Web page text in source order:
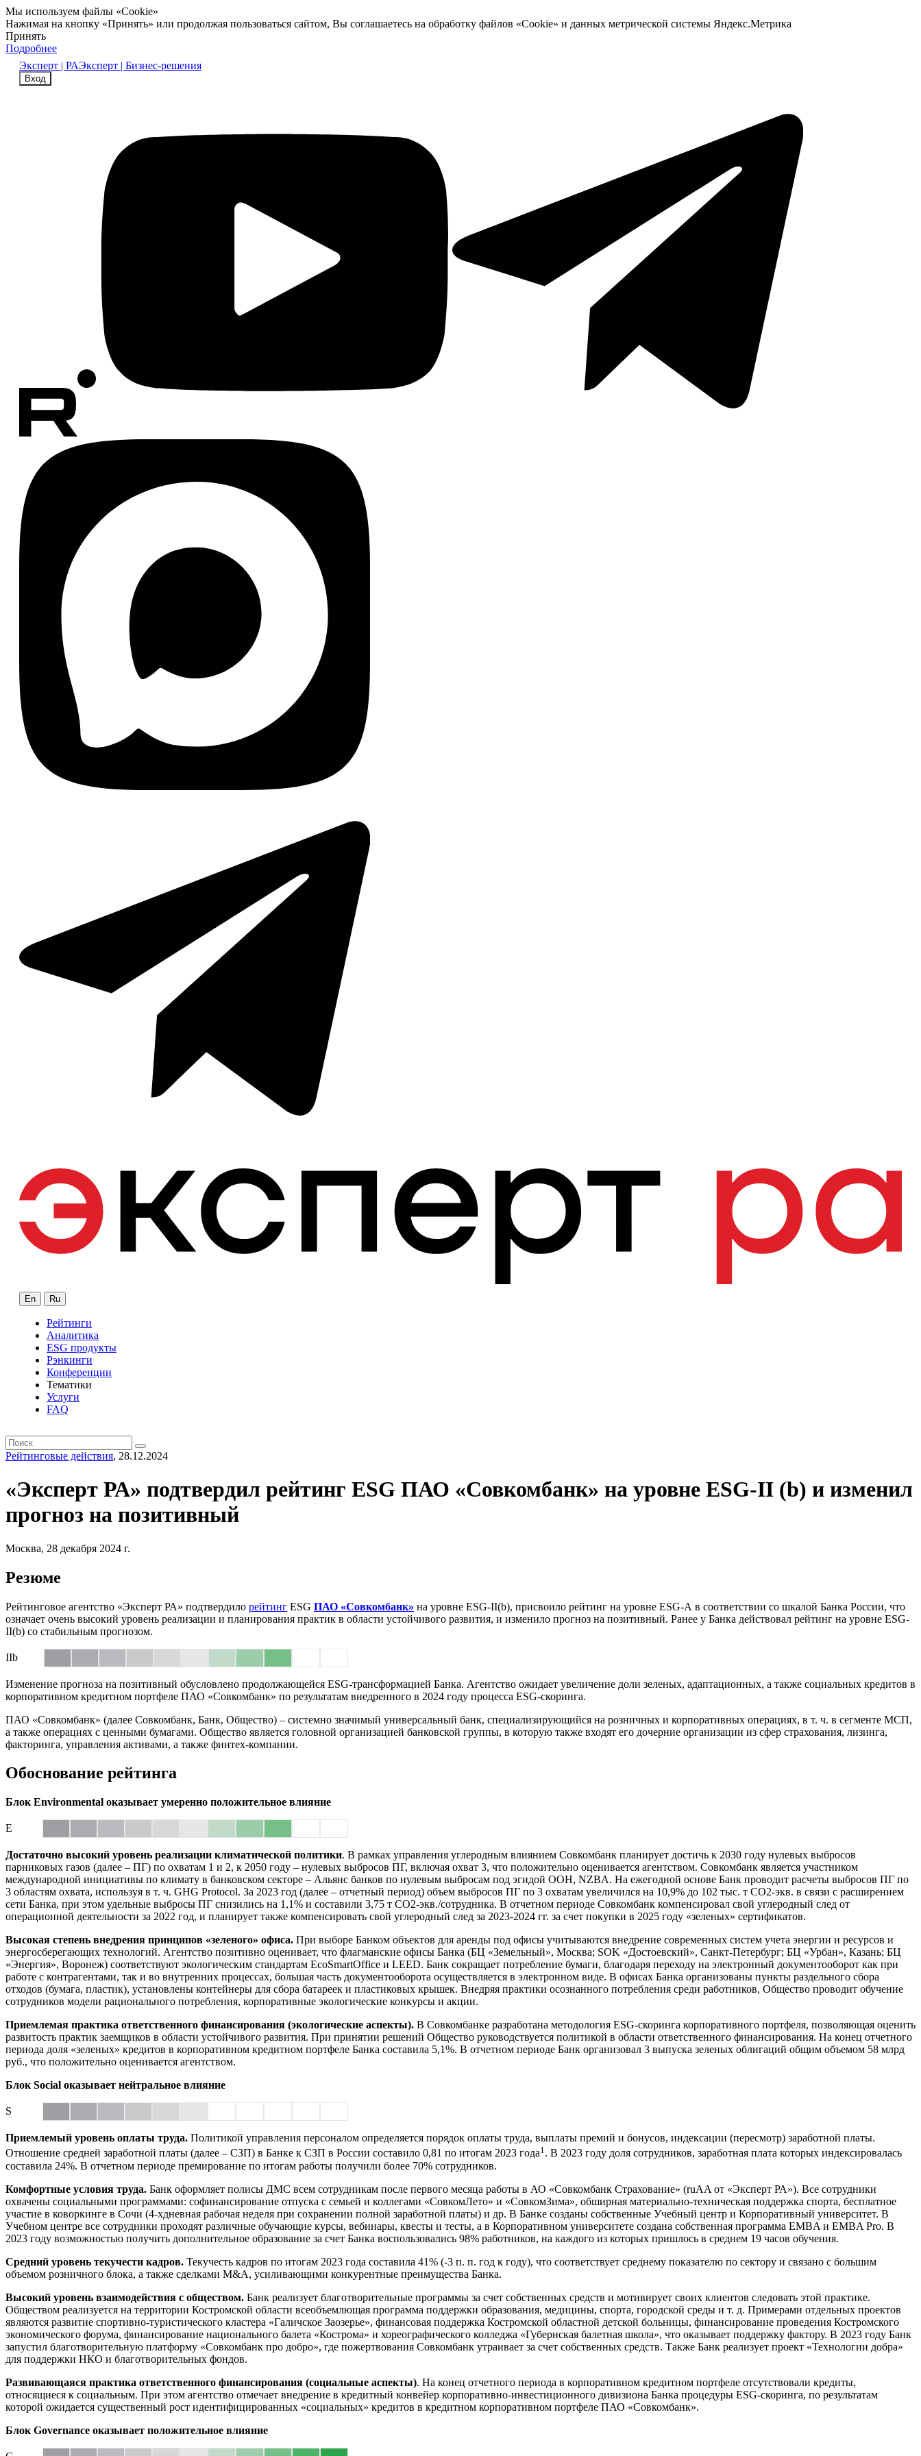
Мы используем файлы «Cookie»
Нажимая на кнопку «Принять» или продолжая пользоваться сайтом, Вы соглашаетесь на обработку файлов «Cookie» и данных метрической системы Яндекс.Метрика
Принять
Подробнее
Эксперт | РАЭксперт | Бизнес-решения
Вход
En Ru
Рейтинги
Аналитика
ESG продукты
Рэнкинги
Конференции
Тематики
Услуги
FAQ
Рейтинговые действия, 28.12.2024
«Эксперт РА» подтвердил рейтинг ESG ПАО «Совкомбанк» на уровне ESG-II (b) и изменил
прогноз на позитивный
Москва, 28 декабря 2024 г.
Резюме
Рейтинговое агентство «Эксперт РА» подтвердило рейтинг ESG ПАО «Совкомбанк» на уровне ESG-II(b), присвоило рейтинг на уровне ESG-А в соответствии со шкалой Банка России, что
означает очень высокий уровень реализации и планирования практик в области устойчивого развития, и изменило прогноз на позитивный. Ранее у Банка действовал рейтинг на уровне ESG-
II(b) со стабильным прогнозом.
IIb
Изменение прогноза на позитивный обусловлено продолжающейся ESG-трансформацией Банка. Агентство ожидает увеличение доли зеленых, адаптационных, а также социальных кредитов в
корпоративном кредитном портфеле ПАО «Совкомбанк» по результатам внедренного в 2024 году процесса ESG-скоринга.
ПАО «Совкомбанк» (далее Совкомбанк, Банк, Общество) – системно значимый универсальный банк, специализирующийся на розничных и корпоративных операциях, в т. ч. в сегменте МСП,
а также операциях с ценными бумагами. Общество является головной организацией банковской группы, в которую также входят его дочерние организации из сфер страхования, лизинга,
факторинга, управления активами, а также финтех-компании.
Обоснование рейтинга
Блок Environmental оказывает умеренно положительное влияние
E
Достаточно высокий уровень реализации климатической политики. В рамках управления углеродным влиянием Совкомбанк планирует достичь к 2030 году нулевых выбросов
парниковых газов (далее – ПГ) по охватам 1 и 2, к 2050 году – нулевых выбросов ПГ, включая охват 3, что положительно оценивается агентством. Совкомбанк является участником
международной инициативы по климату в банковском секторе – Альянс банков по нулевым выбросам под эгидой ООН, NZBA. На ежегодной основе Банк проводит расчеты выбросов ПГ по
3 областям охвата, используя в т. ч. GHG Protocol. За 2023 год (далее – отчетный период) объем выбросов ПГ по 3 охватам увеличился на 10,9% до 102 тыс. т CO2-экв. в связи с расширением
сети Банка, при этом удельные выбросы ПГ снизились на 1,1% и составили 3,75 т CO2-экв./сотрудника. В отчетном периоде Совкомбанк компенсировал свой углеродный след от
операционной деятельности за 2022 год, и планирует также компенсировать свой углеродный след за 2023-2024 гг. за счет покупки в 2025 году «зеленых» сертификатов.
Высокая степень внедрения принципов «зеленого» офиса. При выборе Банком объектов для аренды под офисы учитываются внедрение современных систем учета энергии и ресурсов и
энергосберегающих технологий. Агентство позитивно оценивает, что флагманские офисы Банка (БЦ «Земельный», Москва; SOK «Достоевский», Санкт-Петербург; БЦ «Урбан», Казань; БЦ
«Энергия», Воронеж) соответствуют экологическим стандартам EcoSmartOffice и LEED. Банк сокращает потребление бумаги, благодаря переходу на электронный документооборот как при
работе с контрагентами, так и во внутренних процессах, большая часть документооборота осуществляется в электронном виде. В офисах Банка организованы пункты раздельного сбора
отходов (бумага, пластик), установлены контейнеры для сбора батареек и пластиковых крышек. Внедряя практики осознанного потребления среди работников, Общество проводит обучение
сотрудников модели рационального потребления, корпоративные экологические конкурсы и акции.
Приемлемая практика ответственного финансирования (экологические аспекты). В Совкомбанке разработана методология ESG-скоринга корпоративного портфеля, позволяющая оценить
развитость практик заемщиков в области устойчивого развития. При принятии решений Общество руководствуется политикой в области ответственного финансирования. На конец отчетного
периода доля «зеленых» кредитов в корпоративном кредитном портфеле Банка составила 5,1%. В отчетном периоде Банк организовал 3 выпуска зеленых облигаций общим объемом 58 млрд
руб., что положительно оценивается агентством.
Блок Social оказывает нейтральное влияние
S
Приемлемый уровень оплаты труда. Политикой управления персоналом определяется порядок оплаты труда, выплаты премий и бонусов, индексации (пересмотр) заработной платы.
Отношение средней заработной платы (далее – СЗП) в Банке к СЗП в России составило 0,81 по итогам 2023 года1 . В 2023 году доля сотрудников, заработная плата которых индексировалась
составила 24%. В отчетном периоде премирование по итогам работы получили более 70% сотрудников.
Комфортные условия труда. Банк оформляет полисы ДМС всем сотрудникам после первого месяца работы в АО «Совкомбанк Страхование» (ruAA от «Эксперт РА»). Все сотрудники
охвачены социальными программами: софинансирование отпуска с семьей и коллегами «СовкомЛето» и «СовкомЗима», обширная материально-техническая поддержка спорта, бесплатное
участие в коворкинге в Сочи (4-хдневная рабочая неделя при сохранении полной заработной платы) и др. В Банке созданы собственные Учебный центр и Корпоративный университет. В
Учебном центре все сотрудники проходят различные обучающие курсы, вебинары, квесты и тесты, а в Корпоративном университете создана собственная программа EMBA и EMBA Pro. В
2023 году возможностью получить дополнительное образование за счет Банка воспользовались 98% работников, на каждого из которых пришлось в среднем 19 часов обучения.
Средний уровень текучести кадров. Текучесть кадров по итогам 2023 года составила 41% (-3 п. п. год к году), что соответствует среднему показателю по сектору и связано с большим
объемом розничного блока, а также сделками M&A, усиливающими конкурентные преимущества Банка.
Высокий уровень взаимодействия с обществом. Банк реализует благотворительные программы за счет собственных средств и мотивирует своих клиентов следовать этой практике.
Обществом реализуется на территории Костромской области всеобъемлющая программа поддержки образования, медицины, спорта, городской среды и т. д. Примерами отдельных проектов
являются развитие спортивно-туристического кластера «Галичское Заозерье», финансовая поддержка Костромской областной детской больницы, финансирование проведения Костромского
экономического форума, финансирование национального балета «Кострома» и хореографического колледжа «Губернская балетная школа», что оказывает поддержку фактору. В 2023 году Банк
запустил благотворительную платформу «Совкомбанк про добро», где пожертвования Совкомбанк утраивает за счет собственных средств. Также Банк реализует проект «Технологии добра»
для поддержки НКО и благотворительных фондов.
Развивающаяся практика ответственного финансирования (социальные аспекты). На конец отчетного периода в корпоративном кредитном портфеле отсутствовали кредиты,
относящиеся к социальным. При этом агентство отмечает внедрение в кредитный конвейер корпоративно-инвестиционного дивизиона Банка процедуры ESG-скоринга, по результатам
которой ожидается существенный рост идентифицированных «социальных» кредитов в кредитном корпоративном портфеле ПАО «Совкомбанк».
Блок Governance оказывает положительное влияние